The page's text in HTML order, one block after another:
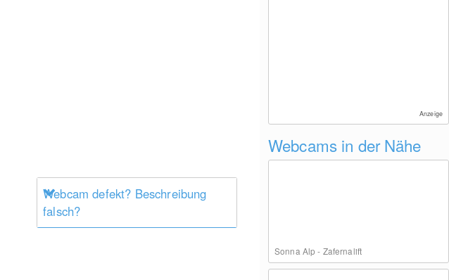
Webcam defekt? Beschreibung
falsch?
Anzeige
Webcams in der Nähe
Sonna Alp - Zafernalift